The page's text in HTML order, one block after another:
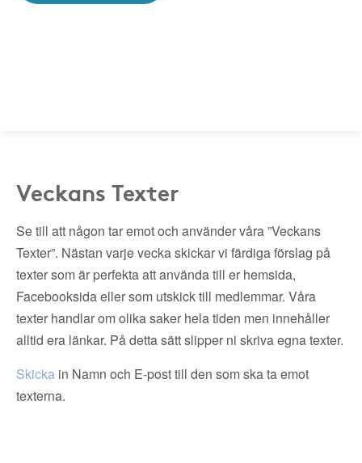
Veckans Texter
Se till att någon tar emot och använder våra ”Veckans
Texter”. Nästan varje vecka skickar vi färdiga förslag på
texter som är perfekta att använda till er hemsida,
Facebooksida eller som utskick till medlemmar. Våra
texter handlar om olika saker hela tiden men innehåller
alltid era länkar. På detta sätt slipper ni skriva egna texter.
Skicka in Namn och E-post till den som ska ta emot
texterna.